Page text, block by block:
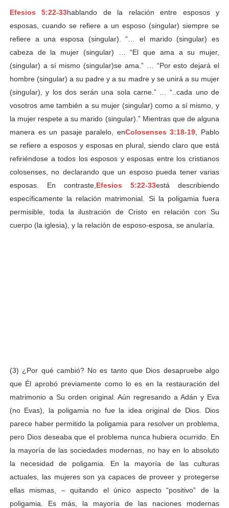
Efesios 5:22-33hablando de la relación entre esposos y
esposas, cuando se refiere a un esposo (singular) siempre se
refiere a una esposa (singular). “… el marido (singular) es
cabeza de la mujer (singular) … “El que ama a su mujer,
(singular) a sí mismo (singular)se ama.” … “Por esto dejará el
hombre (singular) a su padre y a su madre y se unirá a su mujer
(singular), y los dos serán una sola carne.” … “..cada uno de
vosotros ame también a su mujer (singular) como a sí mismo, y
la mujer respete a su marido (singular).” Mientras que de alguna
manera es un pasaje paralelo, enColosenses 3:18-19 , Pablo
se refiere a esposos y esposas en plural, siendo claro que está
refiriéndose a todos los esposos y esposas entre los cristianos
colosenses, no declarando que un esposo pueda tener varias
esposas. En contraste, Efesios 5:22-33está describiendo
específicamente la relación matrimonial. Si la poligamia fuera
permisible, toda la ilustración de Cristo en relación con Su
cuerpo (la iglesia), y la relación de esposo-esposa, se anularía.
(3) ¿Por qué cambió? No es tanto que Dios desapruebe algo
que Él aprobó previamente como lo es en la restauración del
matrimonio a Su orden original. Aún regresando a Adán y Eva
(no Evas), la poligamia no fue la idea original de Dios. Dios
parece haber permitido la poligamia para resolver un problema,
pero Dios deseaba que el problema nunca hubiera ocurrido. En
la mayoría de las sociedades modernas, no hay en lo absoluto
la necesidad de poligamia. En la mayoría de las culturas
actuales, las mujeres son ya capaces de proveer y protegerse
ellas mismas, – quitando el único aspecto “positivo” de la
poligamia. Es más, la mayoría de las naciones modernas